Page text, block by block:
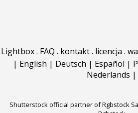
Lightbox. FAQ . kontakt. licencja .
| English | Deutsch | Español |
Nederlands |
Shutterstock official partner of Rgbstock